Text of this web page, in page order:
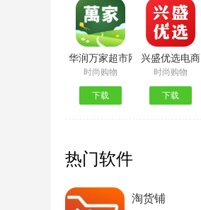
华润万家超市网上购物app
时尚购物
下载
兴盛优选电商
时尚购物
下载
热门软件
淘货铺